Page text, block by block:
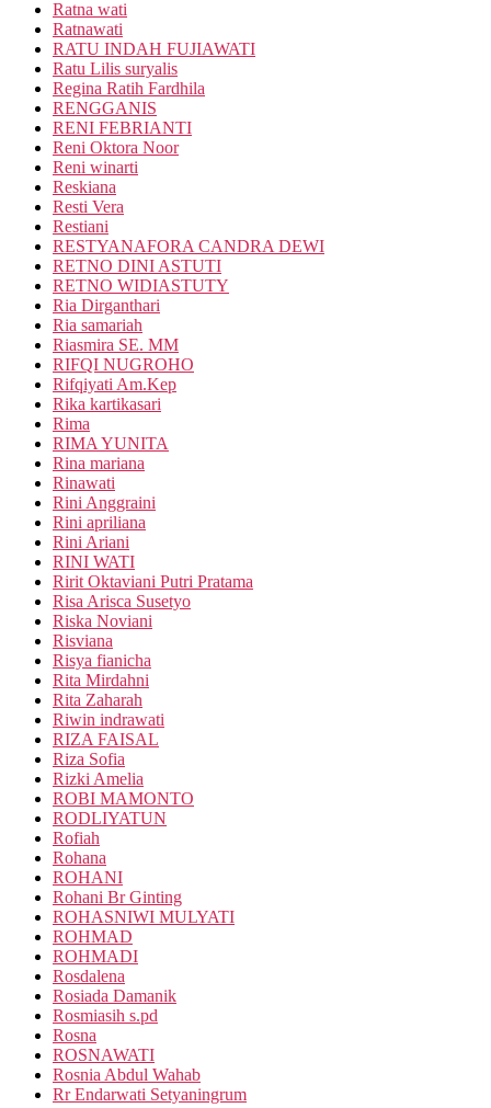
Ratna wati
Ratnawati
RATU INDAH FUJIAWATI
Ratu Lilis suryalis
Regina Ratih Fardhila
RENGGANIS
RENI FEBRIANTI
Reni Oktora Noor
Reni winarti
Reskiana
Resti Vera
Restiani
RESTYANAFORA CANDRA DEWI
RETNO DINI ASTUTI
RETNO WIDIASTUTY
Ria Dirganthari
Ria samariah
Riasmira SE. MM
RIFQI NUGROHO
Rifqiyati Am.Kep
Rika kartikasari
Rima
RIMA YUNITA
Rina mariana
Rinawati
Rini Anggraini
Rini apriliana
Rini Ariani
RINI WATI
Ririt Oktaviani Putri Pratama
Risa Arisca Susetyo
Riska Noviani
Risviana
Risya fianicha
Rita Mirdahni
Rita Zaharah
Riwin indrawati
RIZA FAISAL
Riza Sofia
Rizki Amelia
ROBI MAMONTO
RODLIYATUN
Rofiah
Rohana
ROHANI
Rohani Br Ginting
ROHASNIWI MULYATI
ROHMAD
ROHMADI
Rosdalena
Rosiada Damanik
Rosmiasih s.pd
Rosna
ROSNAWATI
Rosnia Abdul Wahab
Rr Endarwati Setyaningrum